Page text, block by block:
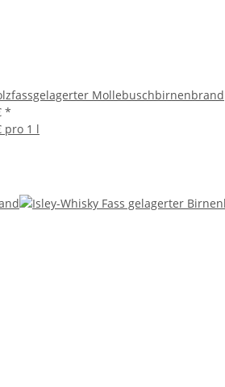
Mollebuschbirnenbrand
*
pro 1 l